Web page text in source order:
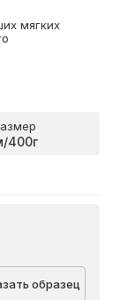
мягких
образец